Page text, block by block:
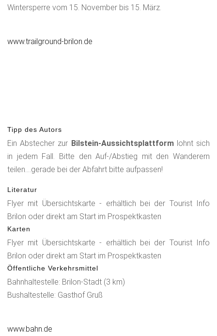
Wintersperre vom 15. November bis 15. März.
www.trailground-brilon.de
Tipp des Autors
Ein Abstecher zur Bilstein-Aussichtsplattformlohnt sich
in jedem Fall. Bitte den Auf-/Abstieg mit den Wanderern
teilen....gerade bei der Abfahrt bitte aufpassen!
Literatur
Flyer mit Übersichtskarte - erhältlich bei der Tourist Info
Brilon oder direkt am Start im Prospektkasten
Karten
Flyer mit Übersichtskarte - erhältlich bei der Tourist Info
Brilon oder direkt am Start im Prospektkasten
Öffentliche Verkehrsmittel
Bahnhaltestelle: Brilon-Stadt (3 km)
Bushaltestelle: Gasthof Gruß
www.bahn.de